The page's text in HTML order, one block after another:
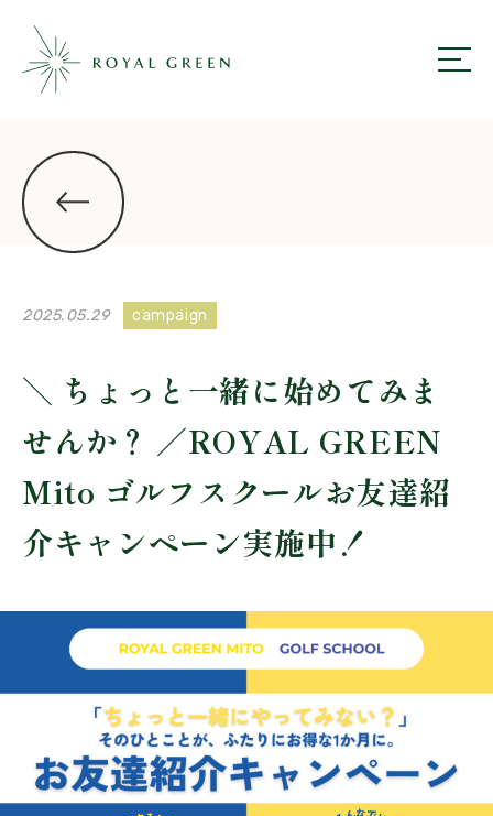
ROYAL GREEN
＼ ちょっと一緒に始めてみま
せんか？ ／ROYAL GREEN
Mito ゴルフスクールお友達紹
介キャンペーン実施中！
2025.05.29 campaign
ニュース一覧にもどる